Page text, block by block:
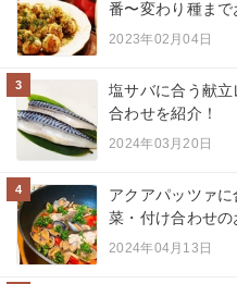
番〜変わり種まで
2023年02月04日
3
塩サバに合う献
合わせを紹介！
2024年03月20日
4
アクアパッツァ
菜・付け合わせの
2024年04月13日